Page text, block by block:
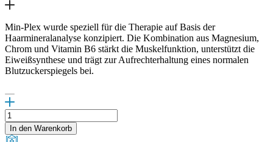
Min-Plex wurde speziell für die Therapie auf Basis der
Haarmineralanalyse konzipiert. Die Kombination aus Magnesium,
Chrom und Vitamin B6 stärkt die Muskelfunktion, unterstützt die
Eiweißsynthese und trägt zur Aufrechterhaltung eines normalen
Blutzuckerspiegels bei.
Min-
Plex
Menge
In den Warenkorb